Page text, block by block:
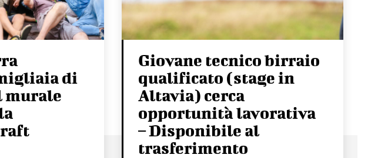
di
murale
Giovane tecnico birraio
qualificato (stage in
Altavia) cerca
opportunità lavorativa
– Disponibile al
trasferimento